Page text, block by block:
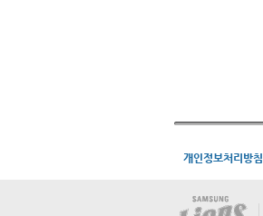
개인정보처리방침